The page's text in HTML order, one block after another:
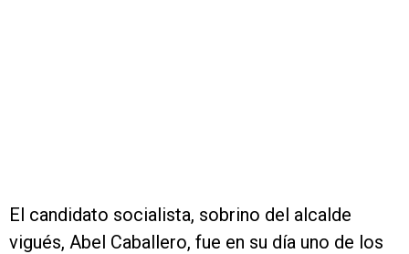
El candidato socialista, sobrino del alcalde
vigués, Abel Caballero, fue en su día uno de los